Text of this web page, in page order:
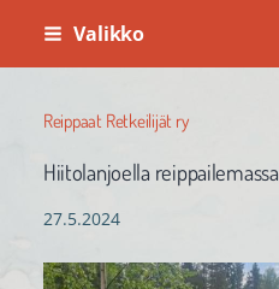
Siirry
sivun
Valikko
Reippaat Retkeilijät ry
Hiitolanjoella reippailemassa
27.5.2024